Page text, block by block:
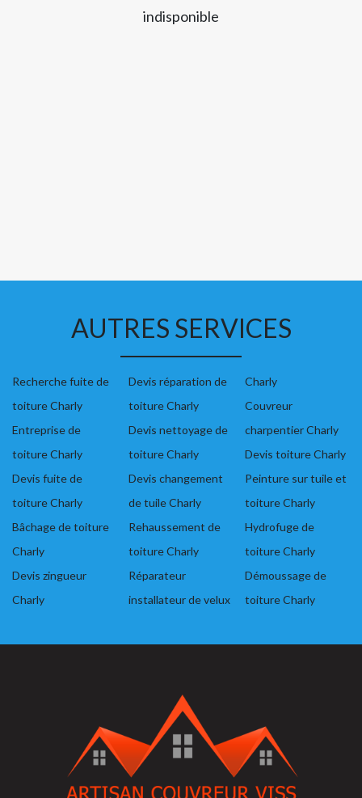
indisponible
AUTRES SERVICES
Recherche fuite de
toiture Charly
Entreprise de
toiture Charly
Devis fuite de
toiture Charly
Bâchage de toiture
Charly
Devis zingueur
Charly
Devis réparation de
toiture Charly
Devis nettoyage de
toiture Charly
Devis changement
de tuile Charly
Rehaussement de
toiture Charly
Réparateur
installateur de velux
Charly
Couvreur
charpentier Charly
Devis toiture Charly
Peinture sur tuile et
toiture Charly
Hydrofuge de
toiture Charly
Démoussage de
toiture Charly